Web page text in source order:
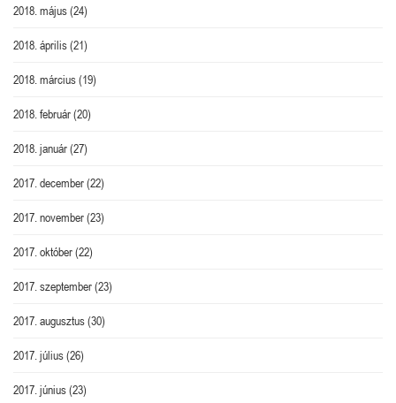
2018. május(24)
2018. április(21)
2018. március(19)
2018. február(20)
2018. január(27)
2017. december(22)
2017. november(23)
2017. október(22)
2017. szeptember(23)
2017. augusztus(30)
2017. július(26)
2017. június(23)